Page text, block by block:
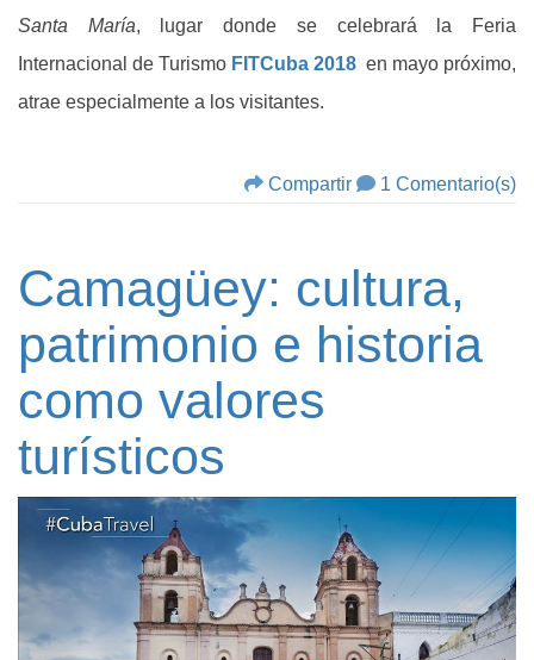
Santa María, lugar donde se celebrará la Feria
Internacional de Turismo FITCuba 2018 en mayo próximo,
atrae especialmente a los visitantes.
Compartir 1 Comentario(s)
Camagüey: cultura,
patrimonio e historia
como valores
turísticos